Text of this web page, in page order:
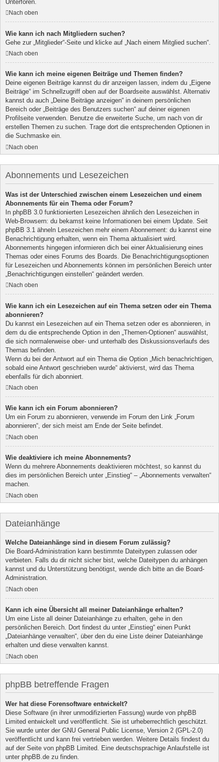
Unterforen.
Nach oben
Wie kann ich nach Mitgliedern suchen?
Gehe zur „Mitglieder“-Seite und klicke auf „Nach einem Mitglied suchen“.
Nach oben
Wie kann ich meine eigenen Beiträge und Themen finden?
Deine eigenen Beiträge kannst du dir anzeigen lassen, indem du „Eigene
Beiträge“ im Schnellzugriff oben auf der Boardseite auswählst. Alternativ
kannst du auch „Deine Beiträge anzeigen“ in deinem persönlichen
Bereich oder „Beiträge des Benutzers suchen“ auf deiner eigenen
Profilseite verwenden. Benutze die erweiterte Suche, um nach von dir
erstellen Themen zu suchen. Trage dort die entsprechenden Optionen in
die Suchmaske ein.
Nach oben
Abonnements und Lesezeichen
Was ist der Unterschied zwischen einem Lesezeichen und einem
Abonnements für ein Thema oder Forum?
In phpBB 3.0 funktionierten Lesezeichen ähnlich den Lesezeichen in
Web-Browsern: du bekamst keine Informationen bei einem Update. Seit
phpBB 3.1 ähneln Lesezeichen mehr einem Abonnement: du kannst eine
Benachrichtigung erhalten, wenn ein Thema aktualisiert wird.
Abonnements hingegen informieren dich bei einer Aktualisierung eines
Themas oder eines Forums des Boards. Die Benachrichtigungsoptionen
für Lesezeichen und Abonnements können im persönlichen Bereich unter
„Benachrichtigungen einstellen“ geändert werden.
Nach oben
Wie kann ich ein Lesezeichen auf ein Thema setzen oder ein Thema
abonnieren?
Du kannst ein Lesezeichen auf ein Thema setzen oder es abonnieren, in
dem du die entsprechende Option in den „Themen-Optionen“ auswählst,
die sich normalerweise ober- und unterhalb des Diskussionsverlaufs des
Themas befinden.
Wenn du bei der Antwort auf ein Thema die Option „Mich benachrichtigen,
sobald eine Antwort geschrieben wurde“ aktivierst, wird das Thema
ebenfalls für dich abonniert.
Nach oben
Wie kann ich ein Forum abonnieren?
Um ein Forum zu abonnieren, verwende im Forum den Link „Forum
abonnieren“, der sich meist am Ende der Seite befindet.
Nach oben
Wie deaktiviere ich meine Abonnements?
Wenn du mehrere Abonnements deaktivieren möchtest, so kannst du
dies im persönlichen Bereich unter „Einstieg“ – „Abonnements verwalten“
machen.
Nach oben
Dateianhänge
Welche Dateianhänge sind in diesem Forum zulässig?
Die Board-Administration kann bestimmte Dateitypen zulassen oder
verbieten. Falls du dir nicht sicher bist, welche Dateitypen du anhängen
kannst und du Unterstützung benötigst, wende dich bitte an die Board-
Administration.
Nach oben
Kann ich eine Übersicht all meiner Dateianhänge erhalten?
Um eine Liste all deiner Dateianhänge zu erhalten, gehe in den
persönlichen Bereich. Dort findest du unter „Einstieg“ einen Punkt
„Dateianhänge verwalten“, über den du eine Liste deiner Dateianhänge
erhalten und diese verwalten kannst.
Nach oben
phpBB betreffende Fragen
Wer hat diese Forensoftware entwickelt?
Diese Software (in ihrer unmodifizierten Fassung) wurde von phpBB
Limited entwickelt und veröffentlicht. Sie ist urheberrechtlich geschützt.
Sie wurde unter der GNU General Public License, Version 2 (GPL-2.0)
veröffentlicht und kann frei vertrieben werden. Weitere Details findest du
auf der Seite von phpBB Limited . Eine deutschsprachige Anlaufstelle ist
unter phpBB.de zu finden.